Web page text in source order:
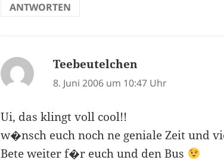
ANTWORTEN
Teebeutelchen
8. Juni 2006 um 10:47 Uhr
Ui, das klingt voll cool!!
w�nsch euch noch ne geniale Zeit und
Bete weiter f�r euch und den Bus